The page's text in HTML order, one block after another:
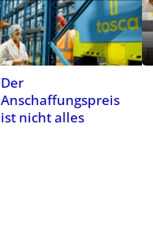
Der
Anschaffungspreis
ist nicht alles